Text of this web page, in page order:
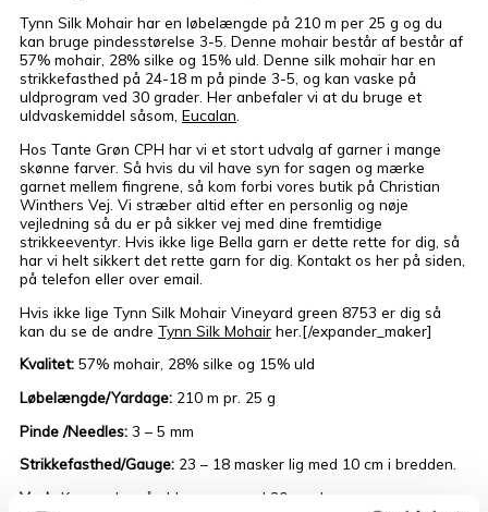
Tynn Silk Mohair har en løbelængde på 210 m per 25 g og du
kan bruge pindesstørelse 3-5. Denne mohair består af består af
57% mohair, 28% silke og 15% uld. Denne silk mohair har en
strikkefasthed på 24-18 m på pinde 3-5, og kan vaske på
uldprogram ved 30 grader. Her anbefaler vi at du bruge et
uldvaskemiddel såsom, Eucalan.
Hos Tante Grøn CPH har vi et stort udvalg af garner i mange
skønne farver. Så hvis du vil have syn for sagen og mærke
garnet mellem fingrene, så kom forbi vores butik på Christian
Winthers Vej. Vi stræber altid efter en personlig og nøje
vejledning så du er på sikker vej med dine fremtidige
strikkeeventyr. Hvis ikke lige Bella garn er dette rette for dig, så
har vi helt sikkert det rette garn for dig. Kontakt os her på siden,
på telefon eller over email.
Hvis ikke lige Tynn Silk Mohair Vineyard green 8753 er dig så
kan du se de andre Tynn Silk Mohair her.[/expander_maker]
Kvalitet: 57% mohair, 28% silke og 15% uld
Løbelængde/Yardage: 210 m pr. 25 g
Pinde /Needles: 3 – 5 mm
Strikkefasthed/Gauge: 23 – 18 masker lig med 10 cm i bredden.
Vask: Kan vaske på uldprogram ved 30 grader.